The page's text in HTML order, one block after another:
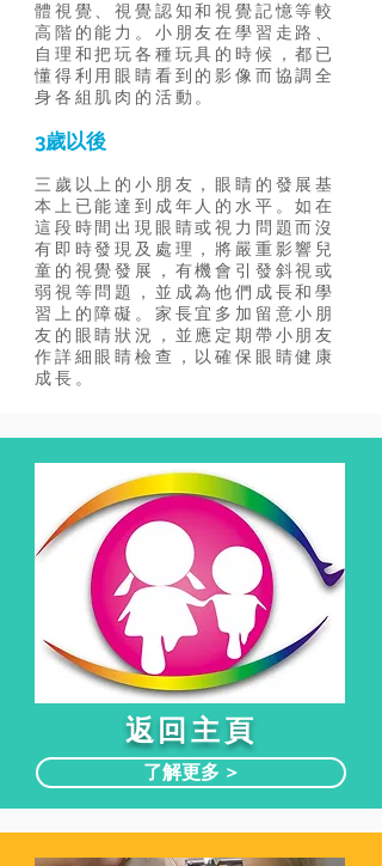
體視覺、視覺認知和視覺記憶等較
高階的能力。小朋友在學習走路、
自理和把玩各種玩具的時候，都已
懂得利用眼睛看到的影像而協調全
身各組肌肉的活動。
3歲以後
三歲以上的小朋友，眼睛的發展基
本上已能達到成年人的水平。如在
這段時間出現眼睛或視力問題而沒
有即時發現及處理，將嚴重影響兒
童的視覺發展，有機會引發斜視或
弱視等問題，並成為他們成長和學
習上的障礙。家長宜多加留意小朋
友的眼睛狀況，並應定期帶小朋友
作詳細眼睛檢查，以確保眼睛健康
成長。
​返回主頁
了解更多 >